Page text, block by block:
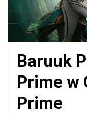
Baruuk
Prime w
Prime